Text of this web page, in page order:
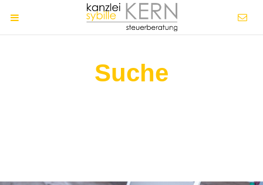
Suche